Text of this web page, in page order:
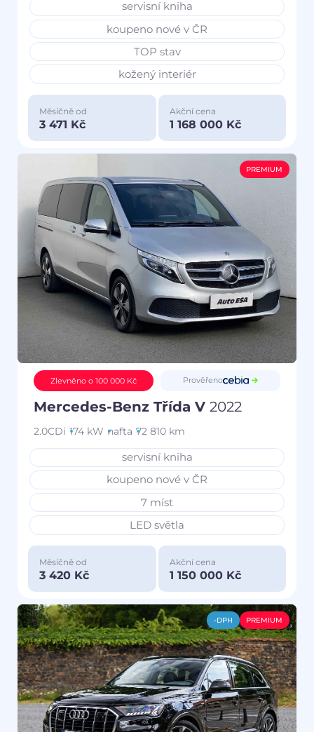
servisní kniha
koupeno nové v ČR
TOP stav
kožený interiér
Měsíčně od
3 471 Kč
Akční cena
1 168 000 Kč
PREMIUM
Zlevněno o 100 000 Kč Prověřeno
Mercedes-Benz Třída V 2022
2.0CDi 174 kW nafta 72 810 km
servisní kniha
koupeno nové v ČR
7 míst
LED světla
Měsíčně od
3 420 Kč
Akční cena
1 150 000 Kč
-DPH PREMIUM